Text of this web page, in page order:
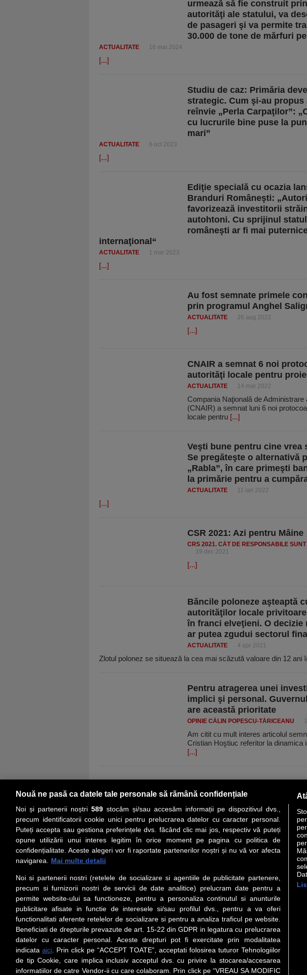
urmează să fie construit
autorităţi ale statului, va
de pasageri şi va permite
30.000 de tone de mărfuri
ACTUALITATE 16 mai 2024
[...]
Studiu de caz: Primăria
strategic. Cum şi-au
reînvie „Perla Carpaţilor”:
cu lucrurile bine puse la
mari”
ACTUALITATE 6 oct 2023
[...]
Ediţie specială cu ocazia
Branduri Româneşti:
favorizează investitorii
autohtoni. Cu sprijinul
româneşti ar fi mai
internaţional“
ACTUALITATE 1 mar 2023
[...]
Au fost semnate primele
prin programul Anghel
ACTUALITATE 26 aug 2022
[...]
CNAIR a semnat 6 noi
autorităţi locale pentru
ACTUALITATE 14 mar 2022
Compania Naţională de
(CNAIR) a semnat luni 6 noi
locale pentru [...]
Veşti bune pentru cine vrea
Se pregăteşte o alternativă
„Rabla”, în care primeşti
la primărie pentru a
ACTUALITATE 11 ian 2022
[...]
CSR 2021: Azi pentru Mâine
CRS 2021. CÂT DE RESPONSABILE
19 dec 2021
[...]
Băncile poloneze aşteaptă
autorităţilor locale
în franci elveţieni. O decizie
ar putea zgudui sectorul
ACTUALITATE 4 apr 2021
Zlotul polonez se situează la cea mai scăzută valoare din 12 ani
Pentru atragerea unei
implici şi personal.
are această prioritate
OPINIE CĂLIN POPESCU-TĂRICEANU
Am citit cu mult interes articolul
Cristian Hoştiuc referitor la dinamica
[...]
PRIMA PAGINĂ COVER STORY LIDERI
Social
Urmareste-ne pe Facebook
iarul Financiar
Despre Noi
Contact Redactie
Contact Marketing
Contact Vanzari
Abonamente print
Redactorii BM
Politica de
Termeni si conditii
About cookies
Nouă ne pasă ca datele tale personale să rămână confidențiale
Noi și partenerii noștri 589stocăm și/sau accesăm informații pe dispozitivul dvs.,
precum identificatorii cookie unici pentru prelucrarea datelor cu caracter personal.
Puteți accepta sau gestiona preferințele dvs. făcând clic mai jos, respectiv vă puteți
opune utilizării unui interes legitim în orice moment pe pagina cu politica de
confidențialitate. Aceste alegeri vor fi raportate partenerilor noștri și nu vă vor afecta
navigarea.
Mai multe detalii
Noi si partenerii nostri (retelele de socializare si agentiile de publicitate partenere,
precum si furnizorii nostri de servicii de date analitice) prelucram date pentru a
permite website-ului sa functioneze, pentru a personaliza continutul si anunturile
publicitare afisate in functie de interesele si/sau profilul dvs., pentru a va oferi
functionalitati aferente retelelor de socializare si pentru a analiza traficul pe website.
Beneficiati de drepturile prevazute de art. 15-22 din GDPR in legatura cu prelucrarea
datelor cu caracter personal. Aceste drepturi pot fi exercitate prin modalitatea
indicata aici. Prin click pe “ACCEPT TOATE”, acceptati folosirea tuturor Tehnologiilor
de tip Cookie, care implica inclusiv acceptul dvs. cu privire la stocarea/accesarea
informatiilor de catre Vendor-ii cu care colaboram. Prin click pe “VREAU SA MODIFIC